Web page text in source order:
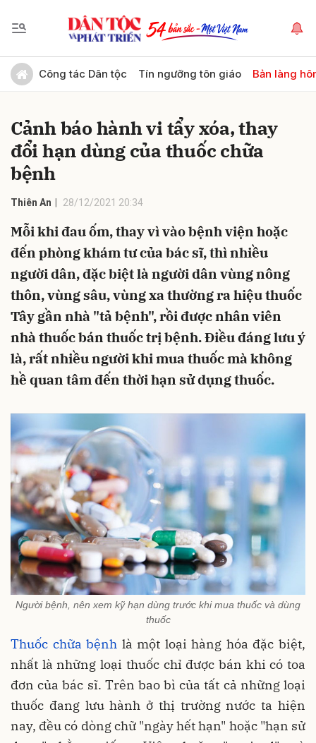
Công tác Dân tộc Tín ngưỡng tôn giáo Bản làng
Cảnh báo hành vi tẩy xóa, thay
đổi hạn dùng của thuốc chữa
bệnh
Thiên An 28/12/2021 20:34
Mỗi khi đau ốm, thay vì vào bệnh viện hoặc
đến phòng khám tư của bác sĩ, thì nhiều
người dân, đặc biệt là người dân vùng nông
thôn, vùng sâu, vùng xa thường ra hiệu thuốc
Tây gần nhà "tả bệnh", rồi được nhân viên
nhà thuốc bán thuốc trị bệnh. Điều đáng lưu ý
là, rất nhiều người khi mua thuốc mà không
hề quan tâm đến thời hạn sử dụng thuốc.
Người bệnh, nên xem kỹ hạn dùng trước khi mua thuốc và dùng
thuốc
Thuốc chữa bệnh là một loại hàng hóa đặc biệt,
nhất là những loại thuốc chỉ được bán khi có toa
đơn của bác sĩ. Trên bao bì của tất cả những loại
thuốc đang lưu hành ở thị trường nước ta hiện
nay, đều có dòng chữ "ngày hết hạn" hoặc "hạn sử
Gửi bình luận